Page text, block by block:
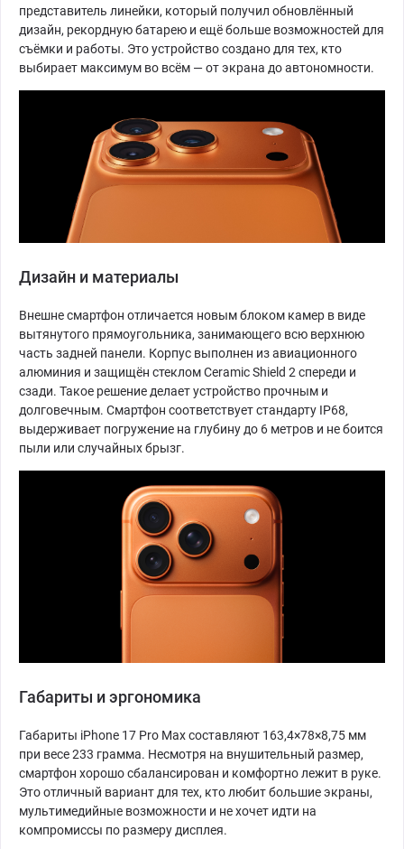
представитель линейки, который получил обновлённый
дизайн, рекордную батарею и ещё больше возможностей для
съёмки и работы. Это устройство создано для тех, кто
выбирает максимум во всём — от экрана до автономности.
Дизайн и материалы
Внешне смартфон отличается новым блоком камер в виде
вытянутого прямоугольника, занимающего всю верхнюю
часть задней панели. Корпус выполнен из авиационного
алюминия и защищён стеклом Ceramic Shield 2 спереди и
сзади. Такое решение делает устройство прочным и
долговечным. Смартфон соответствует стандарту IP68,
выдерживает погружение на глубину до 6 метров и не боится
пыли или случайных брызг.
Габариты и эргономика
Габариты iPhone 17 Pro Max составляют 163,4×78×8,75 мм
при весе 233 грамма. Несмотря на внушительный размер,
смартфон хорошо сбалансирован и комфортно лежит в руке.
Это отличный вариант для тех, кто любит большие экраны,
мультимедийные возможности и не хочет идти на
компромиссы по размеру дисплея.